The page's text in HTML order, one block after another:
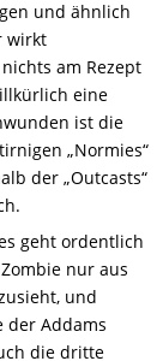
und ähnlich
wirkt
am Rezept
eine
ist die
„Normies“
der „Outcasts“
geht ordentlich
nur aus
und
der Addams
die dritte